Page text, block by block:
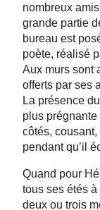
nombreux
grande partie
bureau est
poète, réalisé
Aux murs sont
offerts par ses
La présence
plus
côtés,
pendant qu’il
Quand pour
tous ses étés
deux ou trois